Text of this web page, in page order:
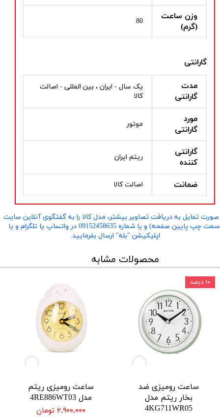
وزن ساعت
(گرم)
80
گارانتی
مدت
گارانتی
یک سال - ایران ، بین المللی - اصالت
کالا
مورد
گارانتی
موتور
گارانتی
کننده
ریتم ایران
ضمانت اصالت کالا
تمایل به دریافت تصاویر بیشتر، مدل کالا را به گفتگوی آنلاین سایت
​​​​​​​(سمت چپ پایین صفحه) و یا شماره 09152458635 در واتساپ یا تلگرام و یا
اپلیکیشن "بله" ارسال بفرمایید.
محصولات مشابه
ساعت رومیزی ضد
بخار ریتم مدل
4KG711WR05
۱۰ درصد
ساعت رومیزی ریتم
مدل 4RE886WT03
۲,۹۰۰,۰۰۰ تومان